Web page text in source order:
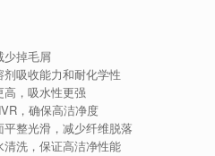
少掉毛屑
吸收能力和耐化学性
，吸水性更强
，确保高洁净度
整光滑，减少纤维脱落
洗，保证高洁净性能